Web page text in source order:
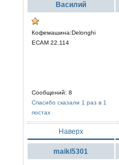
Вaсилий
Кофемашина:Delonghi
ECAM 22.114
Сообщений: 8
Спасибо сказали 1 раз в 1
постах
Наверх
maikl5301